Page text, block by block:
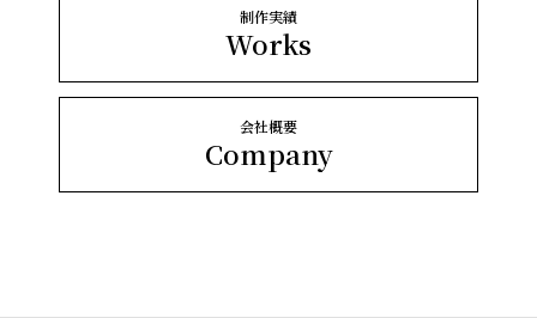
制作実績
Works
会社概要
Company